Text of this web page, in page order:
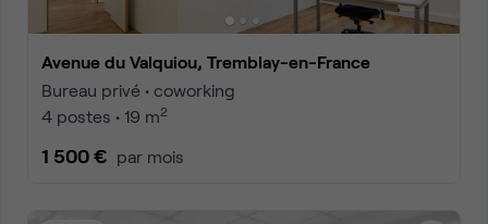
Avenue du Valquiou, Tremblay-en-France
Bureau privé • coworking
4 postes • 19 m2
1 500 € par mois